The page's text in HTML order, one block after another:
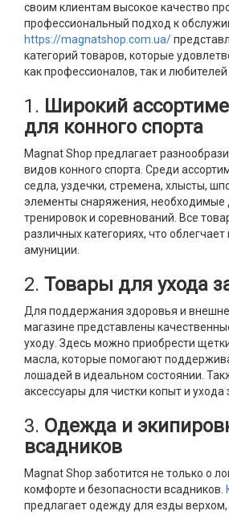
своим клиентам высокое качество
профессиональный подход к
https://magnatshop.com.ua/
категорий товаров, которые
как профессионалов, так и любителей
1. Широкий
для конного спорта
Magnat Shop предлагает
видов конного спорта. Среди
седла, уздечки, стремена, хлысты,
элементы снаряжения, необходимые
тренировок и соревнований. Все
различных категориях, что
амуниции.
2. Товары для ухода
Для поддержания здоровья и
магазине представлены
уходу. Здесь можно приобрести
масла, которые помогают
лошадей в идеальном состоянии.
аксессуары для чистки копыт и ухода
3. Одежда и
всадников
Magnat Shop заботится не только о
комфорте и безопасности всадников.
предлагает одежду для езды